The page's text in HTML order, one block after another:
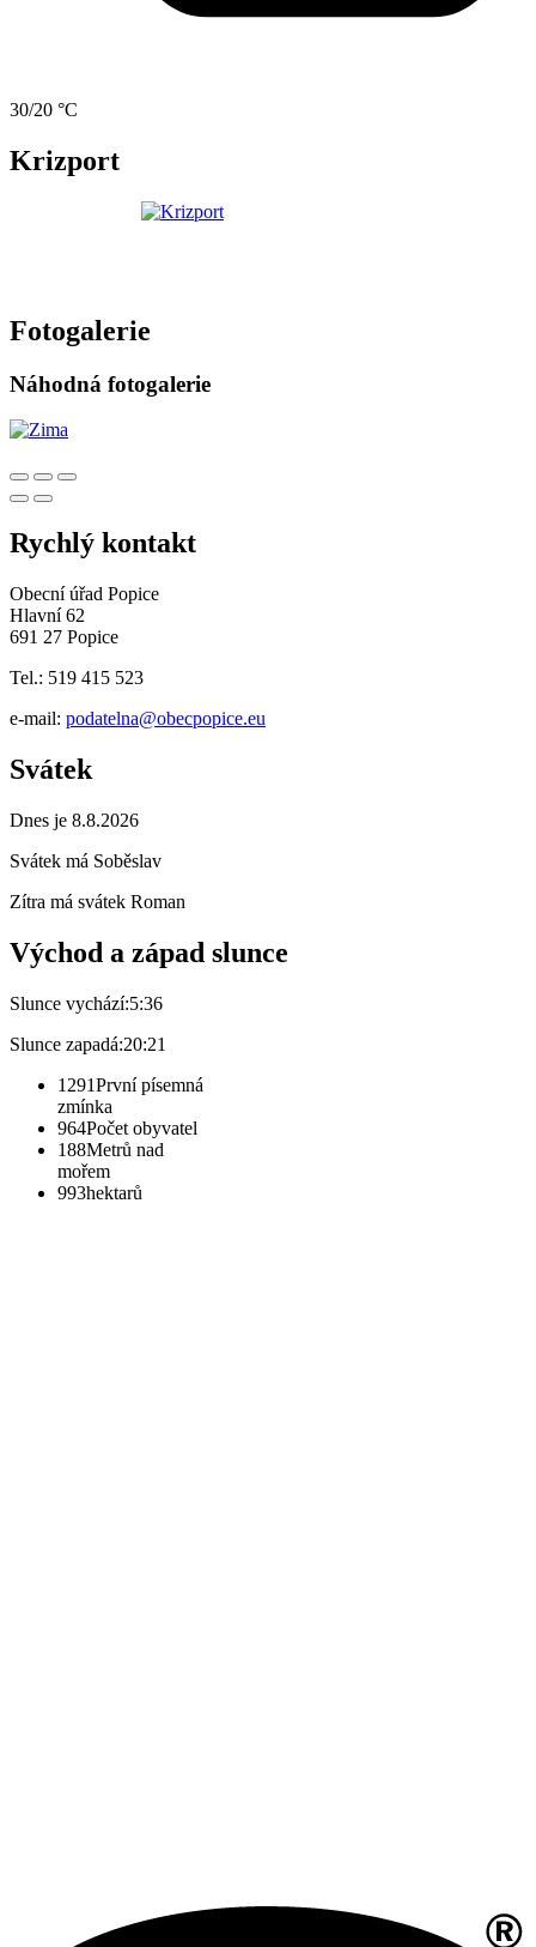
30/20 °C
Krizport
Fotogalerie
Náhodná fotogalerie
Rychlý kontakt
Obecní úřad Popice
Hlavní 62
691 27 Popice
Tel.: 519 415 523
e-mail: podatelna@obecpopice.eu
Svátek
Dnes je 8.8.2026
Svátek má Soběslav
Zítra má svátek Roman
Východ a západ slunce
Slunce vychází:5:36
Slunce zapadá:20:21
1291První písemná
zmínka
964Počet obyvatel
188Metrů nad
mořem
993hektarů